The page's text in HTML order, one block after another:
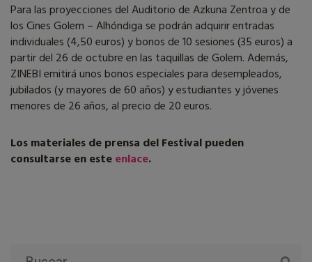
Para las proyecciones del Auditorio de Azkuna Zentroa y de
los Cines Golem – Alhóndiga se podrán adquirir entradas
individuales (4,50 euros) y bonos de 10 sesiones (35 euros) a
partir del 26 de octubre en las taquillas de Golem. Además,
ZINEBI emitirá unos bonos especiales para desempleados,
jubilados (y mayores de 60 años) y estudiantes y jóvenes
menores de 26 años, al precio de 20 euros.
Los materiales de prensa del Festival pueden
consultarse en esteenlace.